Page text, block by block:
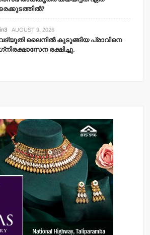
AUGUST 9, 2026
ലൈനില്‍ കുടുങ്ങിയ പ്രാവിനെ
രക്ഷിച്ചു.